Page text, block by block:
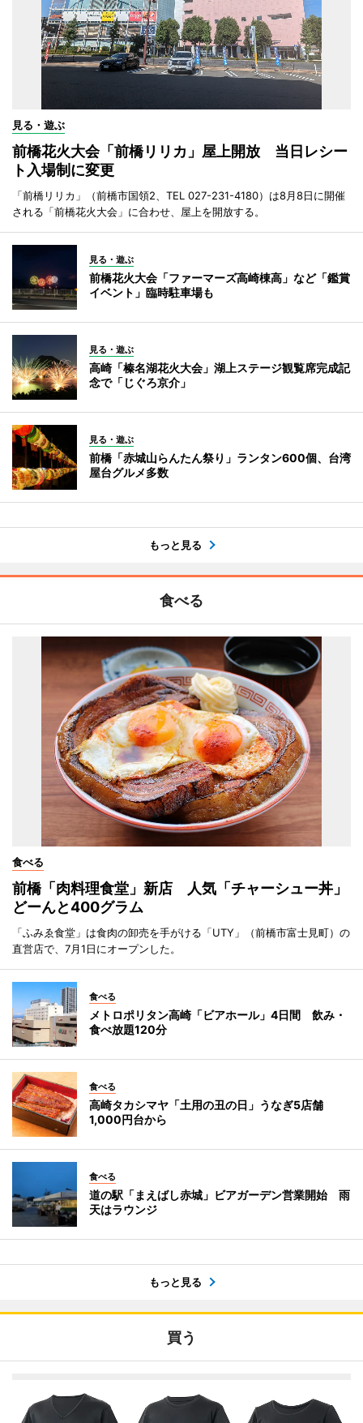
見る・遊ぶ
前橋花火大会「前橋リリカ」屋上開放 当日レシー
ト入場制に変更
「前橋リリカ」（前橋市国領2、TEL 027-231-4180）は8月8日に開催
される「前橋花火大会」に合わせ、屋上を開放する。
見る・遊ぶ
前橋花火大会「ファーマーズ高崎棟高」など「鑑賞
イベント」臨時駐車場も
見る・遊ぶ
高崎「榛名湖花火大会」湖上ステージ観覧席完成記
念で「じぐろ京介」
見る・遊ぶ
前橋「赤城山らんたん祭り」ランタン600個、台湾
屋台グルメ多数
もっと見る
食べる
食べる
前橋「肉料理食堂」新店 人気「チャーシュー丼」
どーんと400グラム
「ふみゑ食堂」は食肉の卸売を手がける「UTY」（前橋市富士見町）の
直営店で、7月1日にオープンした。
食べる
メトロポリタン高崎「ビアホール」4日間 飲み・
食べ放題120分
食べる
高崎タカシマヤ「土用の丑の日」うなぎ5店舗
1,000円台から
食べる
道の駅「まえばし赤城」ビアガーデン営業開始 雨
天はラウンジ
もっと見る
買う